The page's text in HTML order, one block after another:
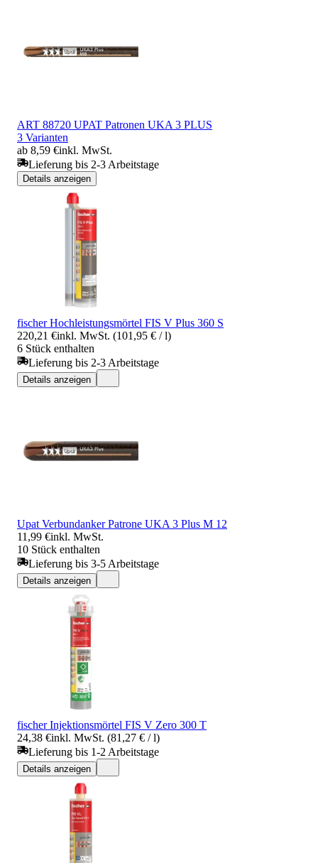
ART 88720 UPAT Patronen UKA 3 PLUS
3 Varianten
ab 8,59 €inkl. MwSt.
Lieferung bis 2-3 Arbeitstage
Details anzeigen
fischer Hochleistungsmörtel FIS V Plus 360 S
220,21 €inkl. MwSt. (101,95 € / l)
6 Stück enthalten
Lieferung bis 2-3 Arbeitstage
Details anzeigen
Upat Verbundanker Patrone UKA 3 Plus M 12
11,99 €inkl. MwSt.
10 Stück enthalten
Lieferung bis 3-5 Arbeitstage
Details anzeigen
fischer Injektionsmörtel FIS V Zero 300 T
24,38 €inkl. MwSt. (81,27 € / l)
Lieferung bis 1-2 Arbeitstage
Details anzeigen